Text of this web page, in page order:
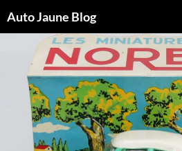
Auto Jaune Blog
CONTENU